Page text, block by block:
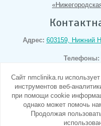
Адрес: 603159, Нижний
Телефоны:
суббота-
Cайт nmclinika.ru
инструментов веб-
при помощи cookie
однако может помочь
Продолжая